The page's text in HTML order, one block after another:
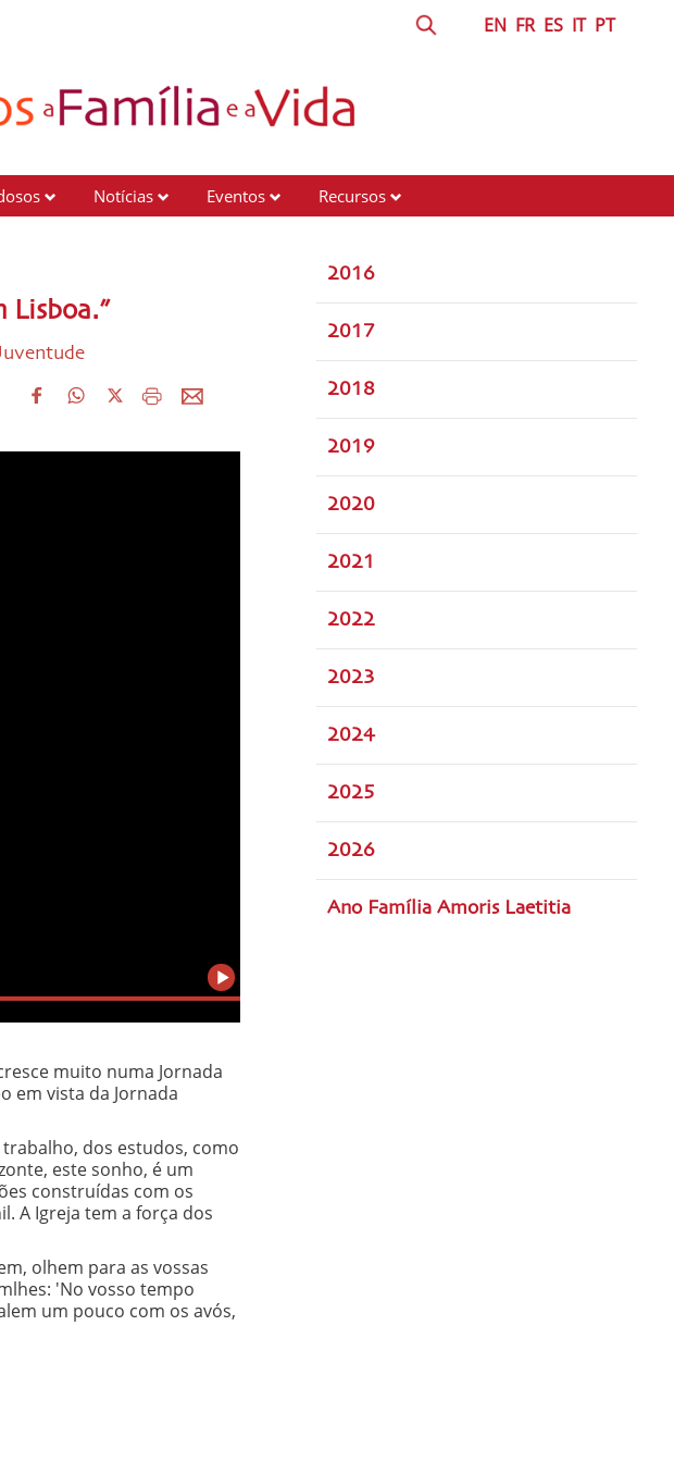
EN FR ES IT PT
Notícias Eventos Recursos
Lisboa.”
muito numa Jornada
em vista da Jornada
dos estudos, como
este sonho, é um
construídas com os
A Igreja tem a força dos
olhem para as vossas
'No vosso tempo
um pouco com os avós,
2016
2017
2018
2019
2020
2021
2022
2023
2024
2025
2026
Ano Família Amoris Laetitia